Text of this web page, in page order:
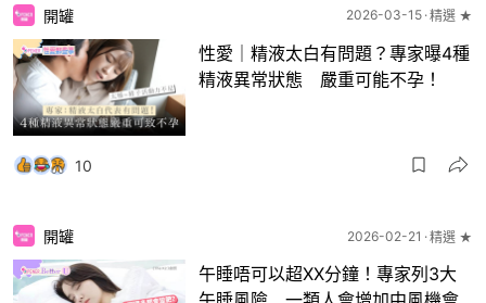
開罐 2026-03-15 精選 ★
性愛｜精液太白有問題？專家曝4種
精液異常狀態 嚴重可能不孕！
10
開罐 2026-02-21 精選 ★
午睡唔可以超XX分鐘！專家列3大